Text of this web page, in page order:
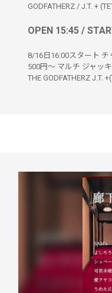
GODFATHERZ / J.T. +
OPEN 15:45 /
8/16日16:00スタート
500円〜 マルチ ジャッ
THE GODFATHERZ J.T.